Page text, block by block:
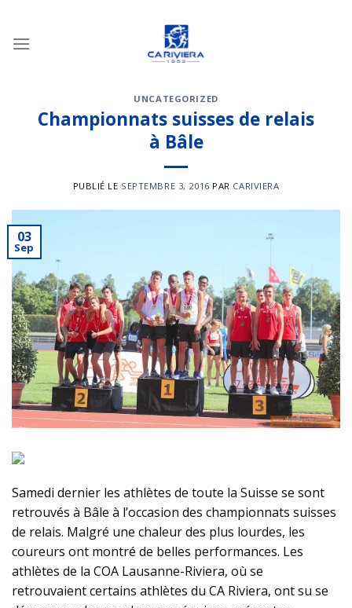
contenu
UNCATEGORIZED
Championnats suisses de relais
à Bâle
PUBLIÉ LE SEPTEMBRE 3, 2016 PAR CARIVIERA
03
Sep
Samedi dernier les athlètes de toute la Suisse se sont
retrouvés à Bâle à l’occasion des championnats suisses
de relais. Malgré une chaleur des plus lourdes, les
coureurs ont montré de belles performances. Les
athlètes de la COA Lausanne-Riviera, où se
retrouvaient certains athlètes du CA Riviera, ont su se